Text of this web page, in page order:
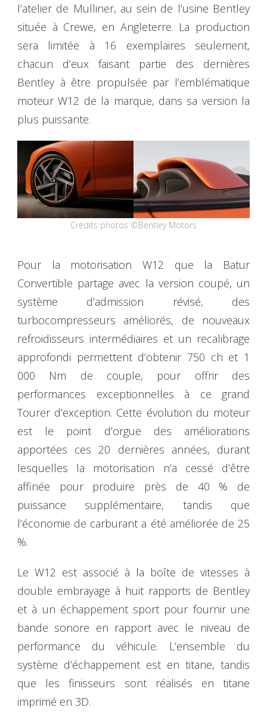
l’atelier de Mulliner, au sein de l’usine Bentley
située à Crewe, en Angleterre. La production
sera limitée à 16 exemplaires seulement,
chacun d’eux faisant partie des dernières
Bentley à être propulsée par l’emblématique
moteur W12 de la marque, dans sa version la
plus puissante.
Crédits photos ©Bentley Motors
Pour la motorisation W12 que la Batur
Convertible partage avec la version coupé, un
système d’admission révisé, des
turbocompresseurs améliorés, de nouveaux
refroidisseurs intermédiaires et un recalibrage
approfondi permettent d’obtenir 750 ch et 1
000 Nm de couple, pour offrir des
performances exceptionnelles à ce grand
Tourer d’exception. Cette évolution du moteur
est le point d’orgue des améliorations
apportées ces 20 dernières années, durant
lesquelles la motorisation n’a cessé d’être
affinée pour produire près de 40 % de
puissance supplémentaire, tandis que
l’économie de carburant a été améliorée de 25
%.
Le W12 est associé à la boîte de vitesses à
double embrayage à huit rapports de Bentley
et à un échappement sport pour fournir une
bande sonore en rapport avec le niveau de
performance du véhicule. L’ensemble du
système d’échappement est en titane, tandis
que les finisseurs sont réalisés en titane
imprimé en 3D.